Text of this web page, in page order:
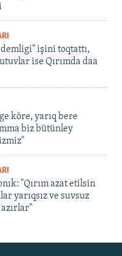
işini toqtattı,
ise Qırımda daa
köre, yarıq bere
biz bütünley
"Qırım azat etilsin
yarıqsız ve suvsuz